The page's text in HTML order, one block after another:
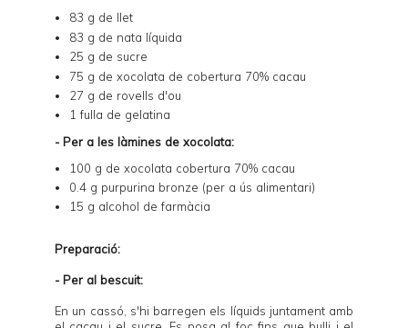
83 g de llet
83 g de nata líquida
25 g de sucre
75 g de xocolata de cobertura 70% cacau
27 g de rovells d'ou
1 fulla de gelatina
- Per a les làmines de xocolata:
100 g de xocolata cobertura 70% cacau
0.4 g purpurina bronze (per a ús alimentari)
15 g alcohol de farmàcia
Preparació:
- Per al bescuit:
En un cassó, s'hi barregen els líquids juntament amb